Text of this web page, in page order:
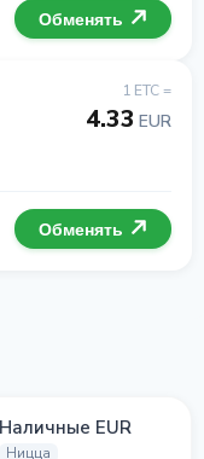
Обменять
1 ETC =
4.33 EUR
Обменять
Наличные EUR
Ницца